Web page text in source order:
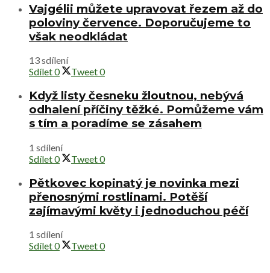
Vajgélii můžete upravovat řezem až do
poloviny července. Doporučujeme to
však neodkládat
13 sdílení
Sdílet0 Tweet0
Když listy česneku žloutnou, nebývá
odhalení příčiny těžké. Pomůžeme vám
s tím a poradíme se zásahem
1 sdílení
Sdílet0 Tweet0
Pětkovec kopinatý je novinka mezi
přenosnými rostlinami. Potěší
zajímavými květy i jednoduchou péčí
1 sdílení
Sdílet0 Tweet0